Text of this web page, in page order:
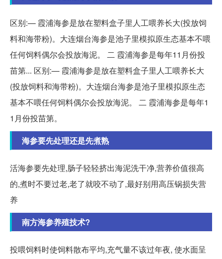
区别:— 霞浦海参是放在塑料盒子里人工喂养长大(投放饲
料和海带粉)。大连烟台海参是池子里模拟原生态基本不喂
任何饲料偶尔会投放海泥。 二 霞浦海参是每年11月份投
苗第... 区别:— 霞浦海参是放在塑料盒子里人工喂养长大
(投放饲料和海带粉)。大连烟台海参是池子里模拟原生态
基本不喂任何饲料偶尔会投放海泥。 二 霞浦海参是每年1
1月份投苗第。
海参要先处理还是先煮熟
活海参要先处理,肠子轻轻挤出海泥洗干净,营养价值很高
的,煮时不要过老,老了就咬不动了,最好别用高压锅损失营
养
南方海参养殖技术?
投喂饲料时使饲料散布平均,充气量不该过年夜, 使水面呈